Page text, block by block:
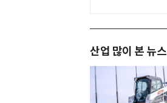
산업 많이 본 뉴스